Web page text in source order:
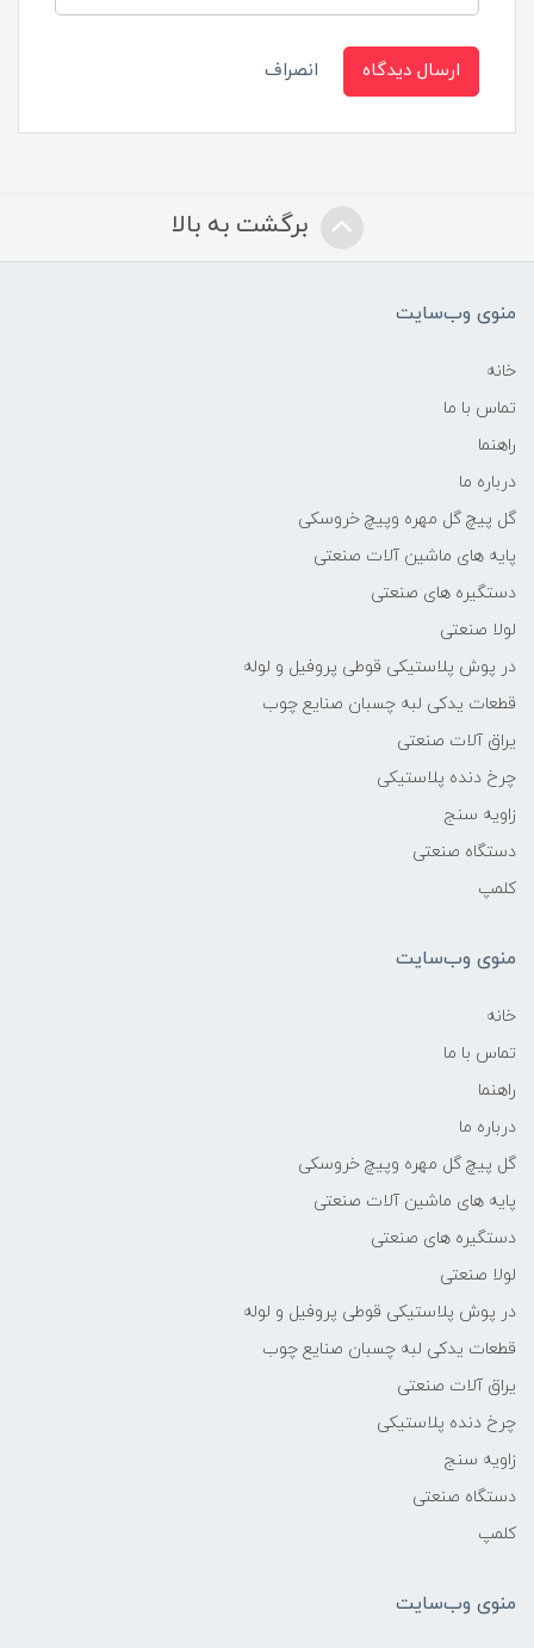
ارسال دیدگاه انصراف
برگشت به بالا
منوی وب‌سایت
خانه
تماس با ما
راهنما
درباره ما
گل پیچ گل مهره وپیچ خروسکی
پایه های ماشین آلات صنعتی
دستگیره های صنعتی
لولا صنعتی
در پوش پلاستیکی قوطی پروفیل و لوله
قطعات یدکی لبه چسبان صنایع چوب
یراق آلات صنعتی
چرخ دنده پلاستیکی
زاویه سنج
دستگاه صنعتی
کلمپ
منوی وب‌سایت
خانه
تماس با ما
راهنما
درباره ما
گل پیچ گل مهره وپیچ خروسکی
پایه های ماشین آلات صنعتی
دستگیره های صنعتی
لولا صنعتی
در پوش پلاستیکی قوطی پروفیل و لوله
قطعات یدکی لبه چسبان صنایع چوب
یراق آلات صنعتی
چرخ دنده پلاستیکی
زاویه سنج
دستگاه صنعتی
کلمپ
منوی وب‌سایت